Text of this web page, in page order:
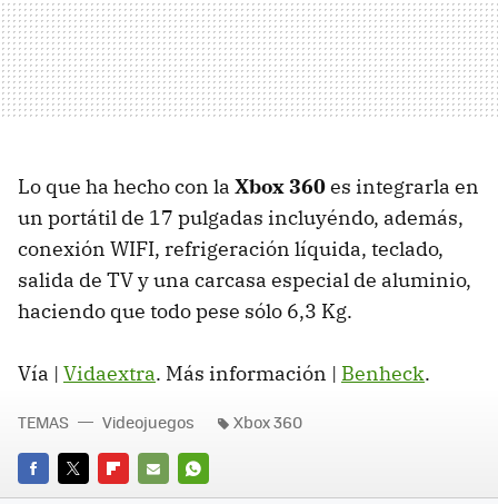
Lo que ha hecho con la Xbox 360es integrarla en
un portátil de 17 pulgadas incluyéndo, además,
conexión WIFI, refrigeración líquida, teclado,
salida de TV y una carcasa especial de aluminio,
haciendo que todo pese sólo 6,3 Kg.
Vía | Vidaextra. Más información | Benheck.
FACEBOOK
TWITTERFLIPBOARD
E- WHATSAPP
TEMAS Videojuegos Xbox 360